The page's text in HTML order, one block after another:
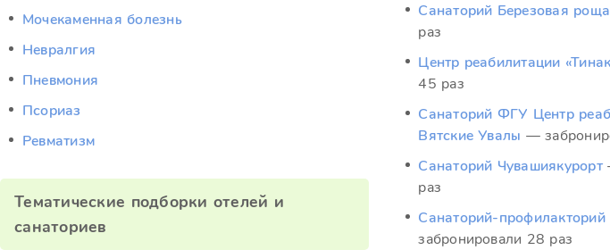
Мочекаменная болезнь
Невралгия
Пневмония
Псориаз
Ревматизм
Тематические подборки отелей и
санаториев
Санаторий Березовая роща
раз
Центр реабилитации
45 раз
Санаторий ФГУ Центр
Вятские Увалы —
Санаторий Чувашиякурорт
раз
Санаторий-профилакторий
забронировали 28 раз